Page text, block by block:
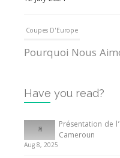
Coupes D'Europe
Pourquoi Nous
Internationales
Tout ce que vous
d’Afrique des Nations
10 May 2024
Have you read?
Présentation de
Cameroun
Aug 8, 2025